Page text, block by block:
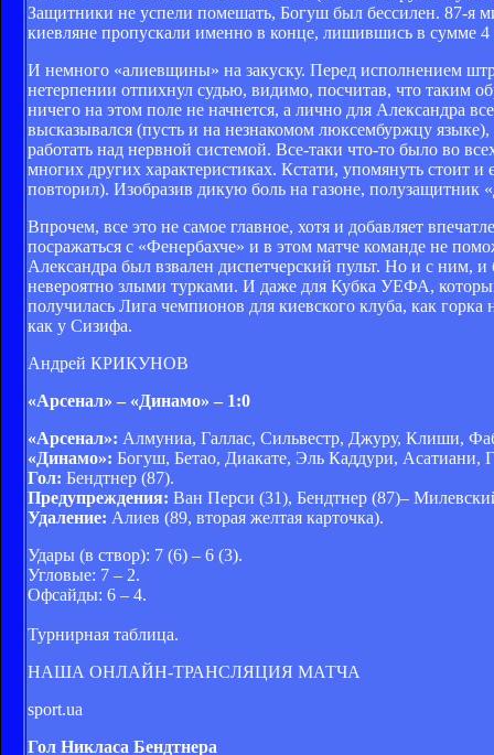
Защитники не успели помешать, Богуш был бессилен. 87-я
киевляне пропускали именно в конце, лишившись в сумме 4
И немного «алиевщины» на закуску. Перед исполнением
нетерпении отпихнул судью, видимо, посчитав, что таким
ничего на этом поле не начнется, а лично для Александра
высказывался (пусть и на незнакомом люксембуржцу
работать над нервной системой. Все-таки что-то было во
многих других характеристиках. Кстати, упомянуть стоит
повторил). Изобразив дикую боль на газоне, полузащитник
Впрочем, все это не самое главное, хотя и добавляет
посражаться с «Фенербахче» и в этом матче команде не
Александра был взвален диспетчерский пульт. Но и с ним,
невероятно злыми турками. И даже для Кубка УЕФА,
получилась Лига чемпионов для киевского клуба, как
как у Сизифа.
Андрей КРИКУНОВ
«Арсенал» – «Динамо» – 1:0
«Арсенал»: Алмуниа, Галлас, Сильвестр, Джуру, Клиши,
«Динамо»: Богуш, Бетао, Диакате, Эль Каддури, Асатиани,
Гол: Бендтнер (87).
Предупреждения: Ван Перси (31), Бендтнер (87)–
Удаление: Алиев (89, вторая желтая карточка).
Удары (в створ): 7 (6) – 6 (3).
Угловые: 7 – 2.
Офсайды: 6 – 4.
Турнирная таблица.
НАША ОНЛАЙН-ТРАНСЛЯЦИЯ МАТЧА
sport.ua
Гол Никласа Бендтнера